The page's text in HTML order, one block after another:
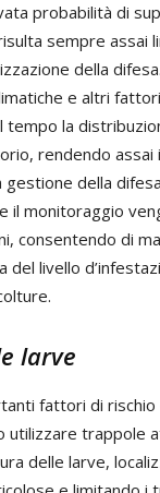
probabilità di
sempre assai
della
e altri
tempo la
rendendo assai
della
il monitoraggio
consentendo di
del livello
larve
fattori di
utilizzare trappole
delle larve,